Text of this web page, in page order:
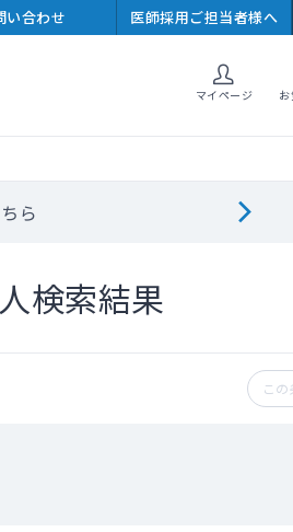
い合わせ 医師採用ご担当者様へ
マイページ
ら
検索結果
こ